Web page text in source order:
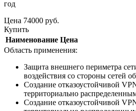
год
Цена 74000 руб.
Купить
Наименование Цена
Область применения:
Защита внешнего периметра
воздействия со стороны сетей
Создание отказоустойчивой
территориально
Создание отказоустойчивой